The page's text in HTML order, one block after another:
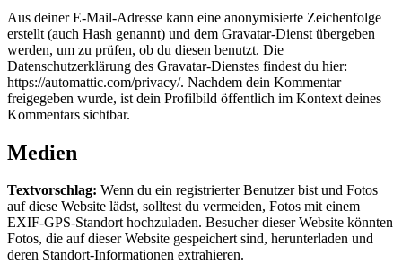
Aus deiner E-Mail-Adresse kann eine anonymisierte Zeichenfolge
erstellt (auch Hash genannt) und dem Gravatar-Dienst übergeben
werden, um zu prüfen, ob du diesen benutzt. Die
Datenschutzerklärung des Gravatar-Dienstes findest du hier:
https://automattic.com/privacy/. Nachdem dein Kommentar
freigegeben wurde, ist dein Profilbild öffentlich im Kontext deines
Kommentars sichtbar.
Medien
Textvorschlag: Wenn du ein registrierter Benutzer bist und Fotos
auf diese Website lädst, solltest du vermeiden, Fotos mit einem
EXIF-GPS-Standort hochzuladen. Besucher dieser Website könnten
Fotos, die auf dieser Website gespeichert sind, herunterladen und
deren Standort-Informationen extrahieren.